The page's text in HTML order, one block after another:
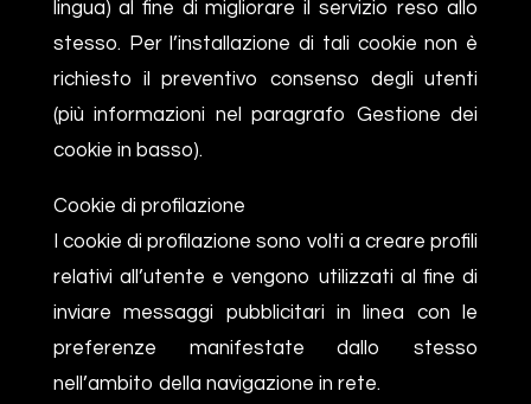
lingua) al fine di migliorare il servizio reso allo
stesso. Per l’installazione di tali cookie non è
richiesto il preventivo consenso degli utenti
(più informazioni nel paragrafo Gestione dei
cookie in basso).
Cookie di profilazione
I cookie di profilazione sono volti a creare profili
relativi all’utente e vengono utilizzati al fine di
inviare messaggi pubblicitari in linea con le
preferenze manifestate dallo stesso
nell’ambito della navigazione in rete.